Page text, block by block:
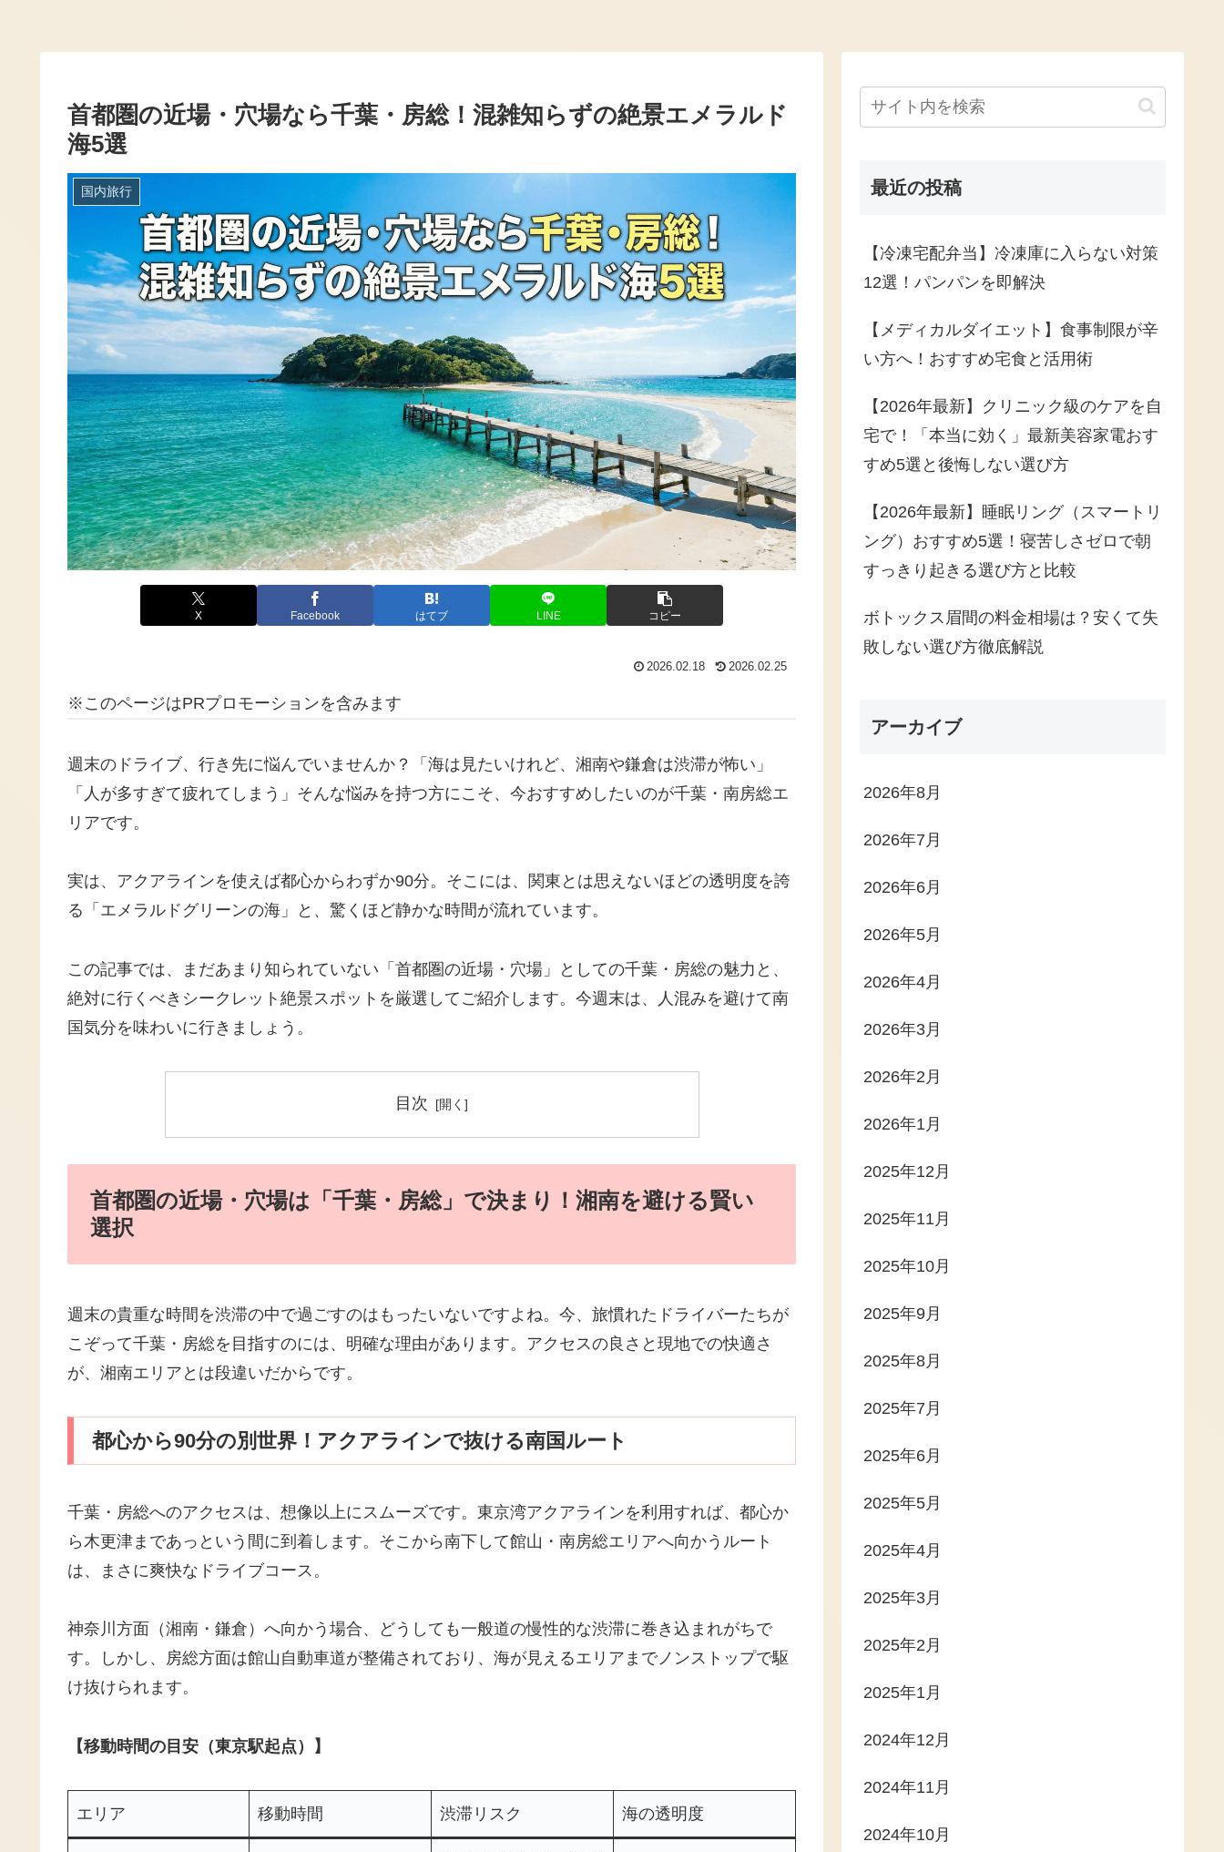
首都圏の近場・穴場なら千葉・房総！混雑知らずの絶景エメラルド
海5選
国内旅行
X Facebook はてブ LINE コピー
2026.02.18 2026.02.25
※このページはPRプロモーションを含みます
週末のドライブ、行き先に悩んでいませんか？「海は見たいけれど、湘南や鎌倉は渋滞が怖い」
「人が多すぎて疲れてしまう」そんな悩みを持つ方にこそ、今おすすめしたいのが千葉・南房総エ
リアです。
実は、アクアラインを使えば都心からわずか90分。そこには、関東とは思えないほどの透明度を誇
る「エメラルドグリーンの海」と、驚くほど静かな時間が流れています。
この記事では、まだあまり知られていない「首都圏の近場・穴場」としての千葉・房総の魅力と、
絶対に行くべきシークレット絶景スポットを厳選してご紹介します。今週末は、人混みを避けて南
国気分を味わいに行きましょう。
目次
首都圏の近場・穴場は「千葉・房総」で決まり！湘南を避ける賢い
選択
週末の貴重な時間を渋滞の中で過ごすのはもったいないですよね。今、旅慣れたドライバーたちが
こぞって千葉・房総を目指すのには、明確な理由があります。アクセスの良さと現地での快適さ
が、湘南エリアとは段違いだからです。
都心から90分の別世界！アクアラインで抜ける南国ルート
千葉・房総へのアクセスは、想像以上にスムーズです。東京湾アクアラインを利用すれば、都心か
ら木更津まであっという間に到着します。そこから南下して館山・南房総エリアへ向かうルート
は、まさに爽快なドライブコース。
神奈川方面（湘南・鎌倉）へ向かう場合、どうしても一般道の慢性的な渋滞に巻き込まれがちで
す。しかし、房総方面は館山自動車道が整備されており、海が見えるエリアまでノンストップで駆
け抜けられます。
【移動時間の目安（東京駅起点）】
エリア 移動時間 渋滞リスク 海の透明度
最近の投稿
【冷凍宅配弁当】冷凍庫に入らない対策
12選！パンパンを即解決
【メディカルダイエット】食事制限が辛
い方へ！おすすめ宅食と活用術
【2026年最新】クリニック級のケアを自
宅で！「本当に効く」最新美容家電おす
すめ5選と後悔しない選び方
【2026年最新】睡眠リング（スマートリ
ング）おすすめ5選！寝苦しさゼロで朝
すっきり起きる選び方と比較
ボトックス眉間の料金相場は？安くて失
敗しない選び方徹底解説
アーカイブ
2026年8月
2026年7月
2026年6月
2026年5月
2026年4月
2026年3月
2026年2月
2026年1月
2025年12月
2025年11月
2025年10月
2025年9月
2025年8月
2025年7月
2025年6月
2025年5月
2025年4月
2025年3月
2025年2月
2025年1月
2024年12月
2024年11月
2024年10月